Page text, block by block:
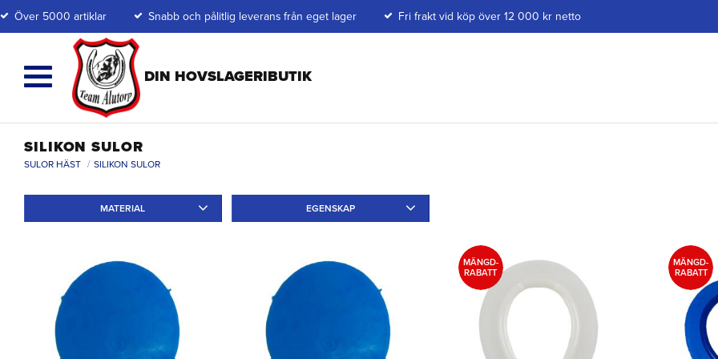
Över 5000 artiklar Snabb och pålitlig leverans från eget lager Fri frakt vid köp över 12 000 kr netto
SILIKON SULOR
SULOR HÄST SILIKON SULOR
MATERIAL EGENSKAP
MÄNGD-
RABATT
MÄNGD-
RABATT